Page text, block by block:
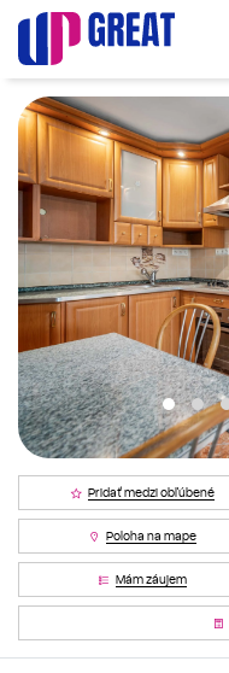
Pridať medzi obľúbené
Poloha na mape
Mám záujem